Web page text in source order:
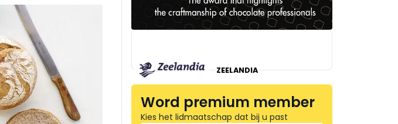
ZEELANDIA
Word premium member
Kies het lidmaatschap dat bij u past